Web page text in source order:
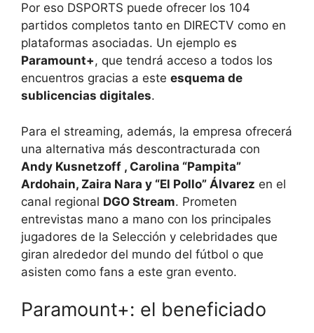
Por eso DSPORTS puede ofrecer los 104
partidos completos tanto en DIRECTV como en
plataformas asociadas. Un ejemplo es
Paramount+, que tendrá acceso a todos los
encuentros gracias a este esquema de
sublicencias digitales.
Para el streaming, además, la empresa ofrecerá
una alternativa más descontracturada con
Andy Kusnetzoff , Carolina “Pampita”
Ardohain, Zaira Nara y “El Pollo” Álvarez en el
canal regional DGO Stream. Prometen
entrevistas mano a mano con los principales
jugadores de la Selección y celebridades que
giran alrededor del mundo del fútbol o que
asisten como fans a este gran evento.
Paramount+: el beneficiado